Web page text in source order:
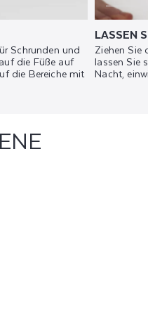
Schrunden und
die Füße auf
die Bereiche mit
LASSEN
Ziehen Sie
lassen Sie
Nacht,